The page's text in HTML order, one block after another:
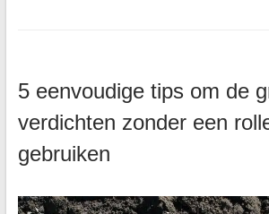
5 eenvoudige tips om de
verdichten zonder een
gebruiken